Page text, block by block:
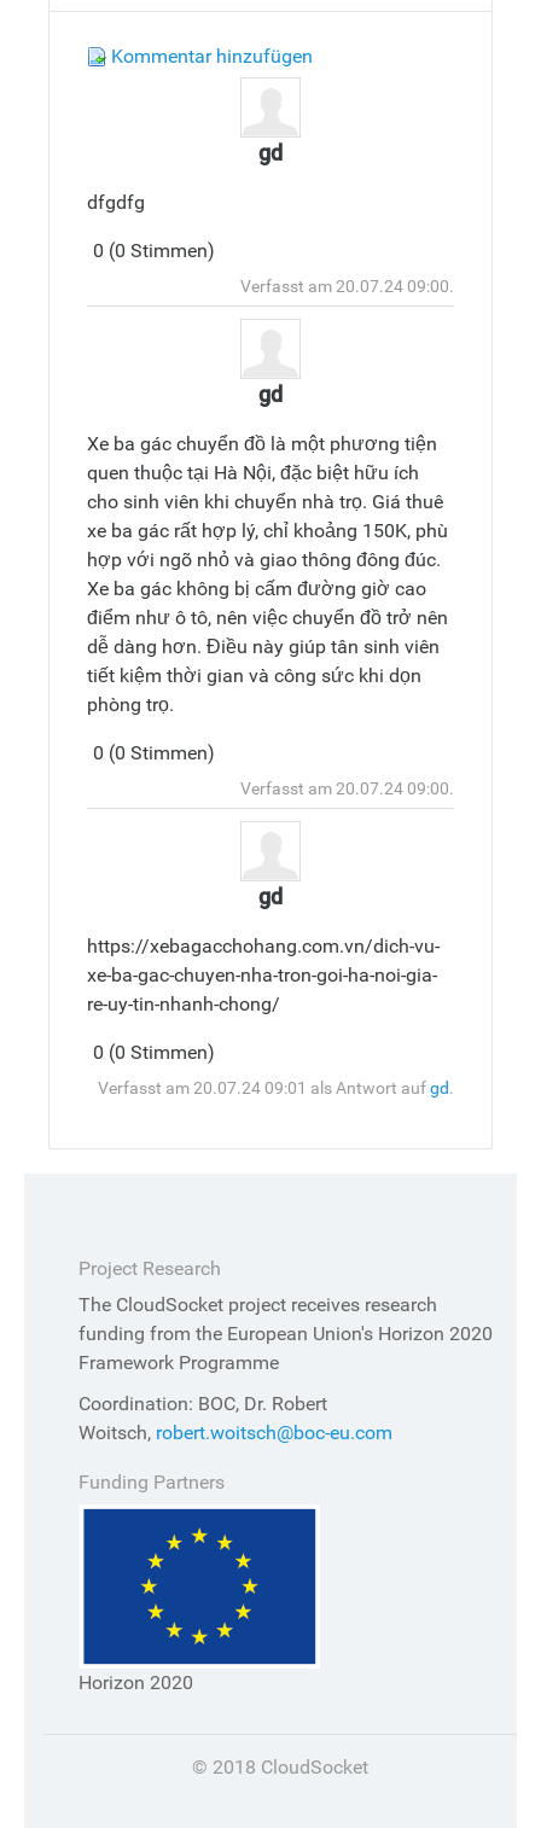
Kommentar hinzufügen
gd
dfgdfg
0 (0 Stimmen)
Verfasst am 20.07.24 09:00.
gd
Xe ba gác chuyển đồ là một phương tiện
quen thuộc tại Hà Nội, đặc biệt hữu ích
cho sinh viên khi chuyển nhà trọ. Giá thuê
xe ba gác rất hợp lý, chỉ khoảng 150K, phù
hợp với ngõ nhỏ và giao thông đông đúc.
Xe ba gác không bị cấm đường giờ cao
điểm như ô tô, nên việc chuyển đồ trở nên
dễ dàng hơn. Điều này giúp tân sinh viên
tiết kiệm thời gian và công sức khi dọn
phòng trọ.
0 (0 Stimmen)
Verfasst am 20.07.24 09:00.
gd
https://xebagacchohang.com.vn/dich-vu-
xe-ba-gac-chuyen-nha-tron-goi-ha-noi-gia-
re-uy-tin-nhanh-chong/
0 (0 Stimmen)
Verfasst am 20.07.24 09:01 als Antwort aufgd.
Project Research
The CloudSocket project receives research
funding from the European Union's Horizon 2020
Framework Programme
Coordination: BOC, Dr. Robert
Woitsch, robert.woitsch@boc-eu.com
Funding Partners
Horizon 2020
© 2018 CloudSocket